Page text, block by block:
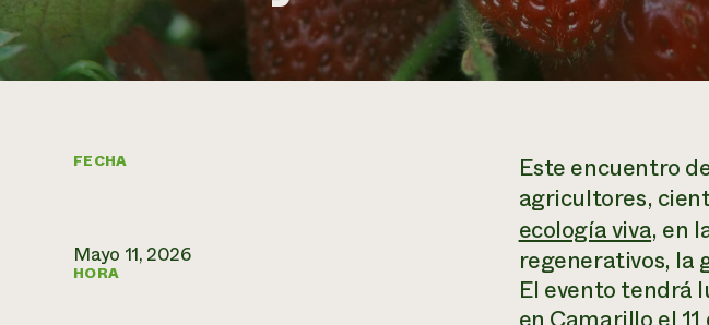
FECHA
Mayo 11, 2026
HORA
Este encuentro
agricultores,
ecología viva, en
regenerativos, la
El evento tendrá